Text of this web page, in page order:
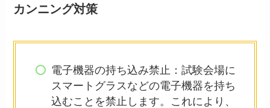
カンニング対策
電子機器の持ち込み禁止：試験会場に
スマートグラスなどの電子機器を持ち
込むことを禁止します。これにより、